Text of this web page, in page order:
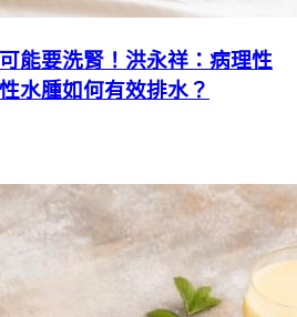
能要洗腎！洪永祥：病理性
水腫如何有效排水？